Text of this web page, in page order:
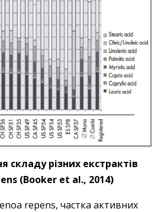
складу різних екстрактів
(Booker et al., 2014)
repens, частка активних